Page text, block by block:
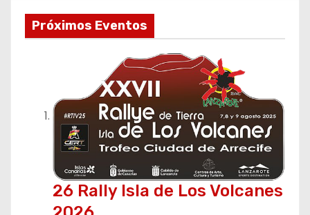
e
g
Próximos Eventos
26 Rally Isla de Los Volcanes